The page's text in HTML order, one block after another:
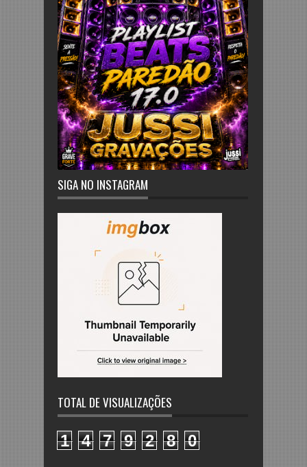
SIGA NO INSTAGRAM
TOTAL DE VISUALIZAÇÕES
1 4 7 9 2 8 0